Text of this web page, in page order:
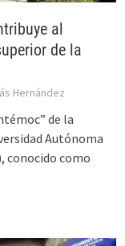
al
de la
Hernández
de la
Autónoma
conocido como